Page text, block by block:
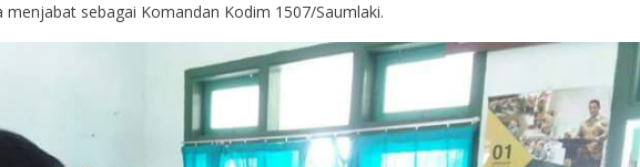
menjabat sebagai Komandan Kodim 1507/Saumlaki.